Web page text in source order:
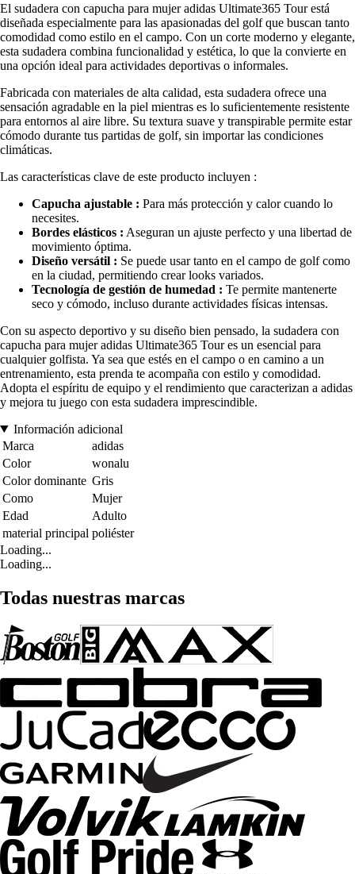
El sudadera con capucha para mujer adidas Ultimate365 Tour está
diseñada especialmente para las apasionadas del golf que buscan tanto
comodidad como estilo en el campo. Con un corte moderno y elegante,
esta sudadera combina funcionalidad y estética, lo que la convierte en
una opción ideal para actividades deportivas o informales.
Fabricada con materiales de alta calidad, esta sudadera ofrece una
sensación agradable en la piel mientras es lo suficientemente resistente
para entornos al aire libre. Su textura suave y transpirable permite estar
cómodo durante tus partidas de golf, sin importar las condiciones
climáticas.
Las características clave de este producto incluyen :
Capucha ajustable : Para más protección y calor cuando lo
necesites.
Bordes elásticos : Aseguran un ajuste perfecto y una libertad de
movimiento óptima.
Diseño versátil : Se puede usar tanto en el campo de golf como
en la ciudad, permitiendo crear looks variados.
Tecnología de gestión de humedad : Te permite mantenerte
seco y cómodo, incluso durante actividades físicas intensas.
Con su aspecto deportivo y su diseño bien pensado, la sudadera con
capucha para mujer adidas Ultimate365 Tour es un esencial para
cualquier golfista. Ya sea que estés en el campo o en camino a un
entrenamiento, esta prenda te acompaña con estilo y comodidad.
Adopta el espíritu de equipo y el rendimiento que caracterizan a adidas
y mejora tu juego con esta sudadera imprescindible.
Información adicional
Marca
adidas
Color
wonalu
Color dominante Gris
Como
Mujer
Edad
Adulto
material principal poliéster
Loading...
Loading...
Todas nuestras marcas